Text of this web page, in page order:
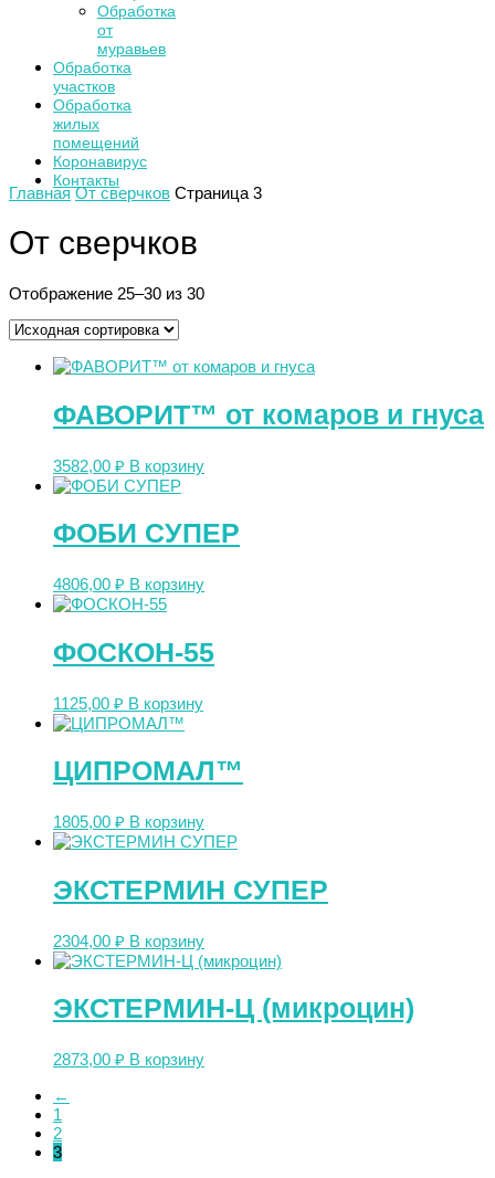
Обработка
от
муравьев
Обработка
участков
Обработка
жилых
помещений
Коронавирус
Контакты
Главная От сверчков Страница 3
От сверчков
Отображение 25–30 из 30
ФАВОРИТ™ от комаров и гнуса
3582,00 ₽ В корзину
ФОБИ СУПЕР
4806,00 ₽ В корзину
ФОСКОН-55
1125,00 ₽ В корзину
ЦИПРОМАЛ™
1805,00 ₽ В корзину
ЭКСТЕРМИН СУПЕР
2304,00 ₽ В корзину
ЭКСТЕРМИН-Ц (микроцин)
2873,00 ₽ В корзину
←
1
2
3